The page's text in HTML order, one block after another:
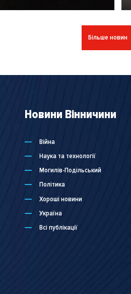
Більше новин
Новини Вінничини
Війна
Наука та технології
Могилів-Подільський
Політика
Хороші новини
Україна
Всі публікації